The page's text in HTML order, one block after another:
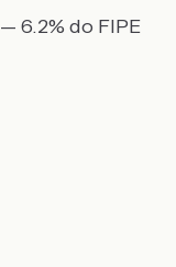
— 6.2% do FIPE